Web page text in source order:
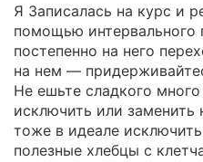
Я Записалась на курс и
помощью интервального
постепенно на него
на нем —
Не ешьте сладкого
исключить или заменить
тоже в идеале
полезные хлебцы с